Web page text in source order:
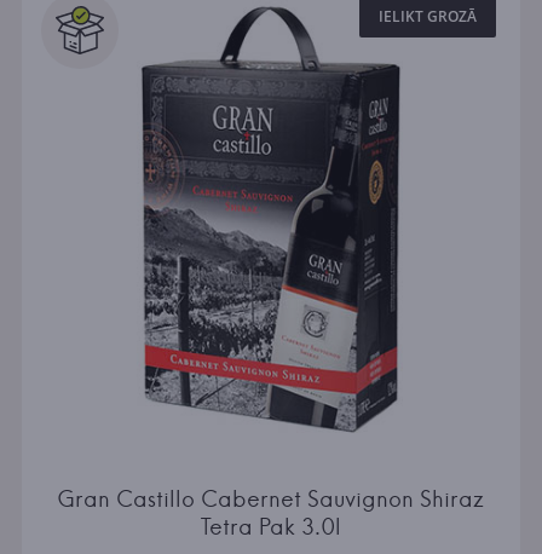
IELIKT GROZĀ
Gran Castillo Cabernet Sauvignon Shiraz
Tetra Pak 3.0l